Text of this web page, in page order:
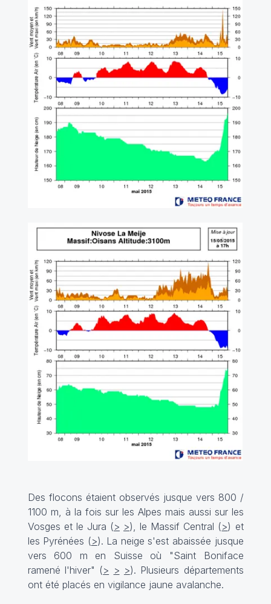
Des flocons étaient observés jusque vers 800 /
1100 m, à la fois sur les Alpes mais aussi sur les
Vosges et le Jura (> >), le Massif Central (>) et
les Pyrénées (>). La neige s'est abaissée jusque
vers 600 m en Suisse où "Saint Boniface
ramené l'hiver" (> > >). Plusieurs départements
ont été placés en vigilance jaune avalanche.